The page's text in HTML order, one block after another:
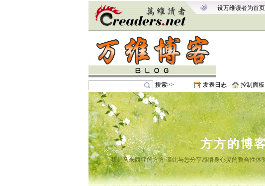
设万维读者为首页
搜索>> 发表日志 控制面板
方方的博
我是马来西亚的方方 谨此与您分享感悟身心灵的整合性体